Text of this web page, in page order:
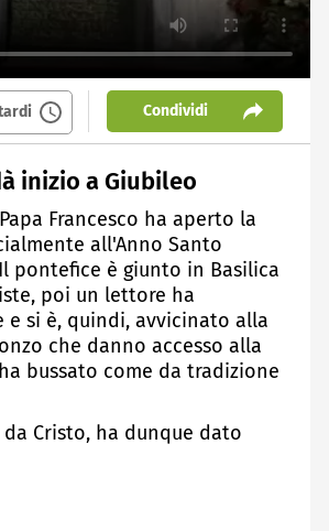
Condividi
inizio a Giubileo
Francesco ha aperto la
all'Anno Santo
pontefice è giunto in Basilica
poi un lettore ha
e si è, quindi, avvicinato alla
che danno accesso alla
bussato come da tradizione
Cristo, ha dunque dato